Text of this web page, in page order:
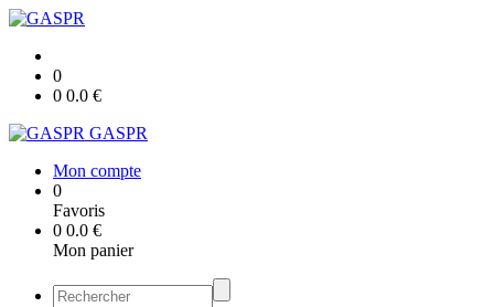
0
0 0.0 €
GASPR
Mon compte
0
Favoris
0 0.0 €
Mon panier